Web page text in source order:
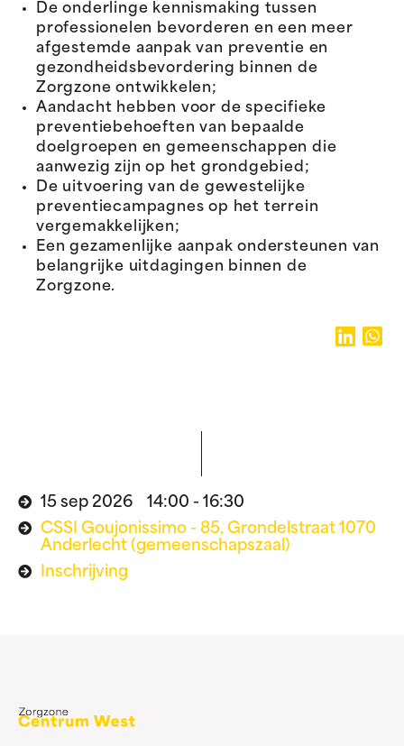
De onderlinge kennismaking tussen
professionelen bevorderen en een meer
afgestemde aanpak van preventie en
gezondheidsbevordering binnen de
Zorgzone ontwikkelen;
Aandacht hebben voor de specifieke
preventiebehoeften van bepaalde
doelgroepen en gemeenschappen die
aanwezig zijn op het grondgebied;
De uitvoering van de gewestelijke
preventiecampagnes op het terrein
vergemakkelijken;
Een gezamenlijke aanpak ondersteunen van
belangrijke uitdagingen binnen de
Zorgzone.
15 sep 2026 14:00 - 16:30
CSSI Goujonissimo - 85, Grondelstraat 1070
Anderlecht (gemeenschapszaal)
Inschrijving